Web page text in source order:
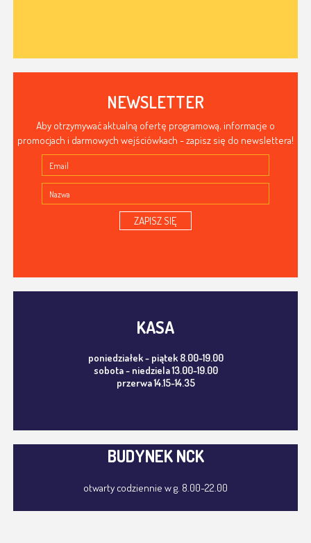
NEWSLETTER
Aby otrzymywać aktualną ofertę programową, informacje o
promocjach i darmowych wejściówkach - zapisz się do newslettera!
ZAPISZ SIĘ
KASA
poniedziałek - piątek 8.00-19.00
sobota - niedziela 13.00-19.00
przerwa 14.15-14.35
BUDYNEK NCK
otwarty codziennie w g. 8.00-22.00